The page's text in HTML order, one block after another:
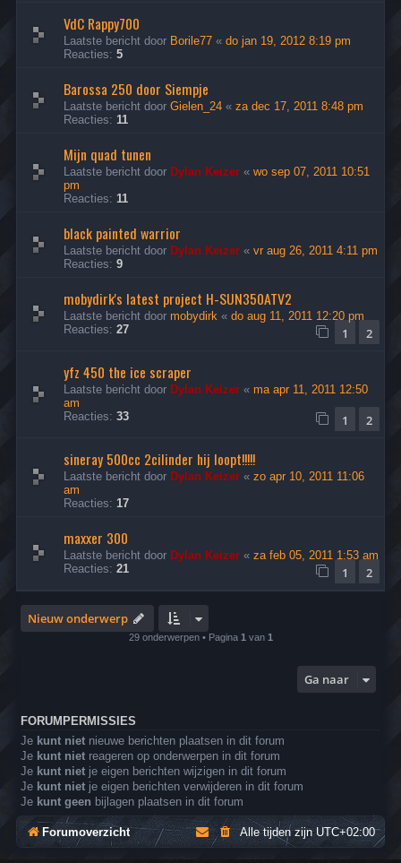
VdC Rappy700
Laatste bericht door Borile77 « do jan 19, 2012 8:19 pm
Reacties: 5
Barossa 250 door Siempje
Laatste bericht door Gielen_24 « za dec 17, 2011 8:48 pm
Reacties: 11
Mijn quad tunen
Laatste bericht door Dylan Keizer « wo sep 07, 2011 10:51
pm
Reacties: 11
black painted warrior
Laatste bericht door Dylan Keizer « vr aug 26, 2011 4:11 pm
Reacties: 9
mobydirk's latest project H-SUN350ATV2
Laatste bericht door mobydirk « do aug 11, 2011 12:20 pm
Reacties: 27 1 2
yfz 450 the ice scraper
Laatste bericht door Dylan Keizer « ma apr 11, 2011 12:50
am
Reacties: 33 1 2
sineray 500cc 2cilinder hij loopt!!!!!
Laatste bericht door Dylan Keizer « zo apr 10, 2011 11:06
am
Reacties: 17
maxxer 300
Laatste bericht door Dylan Keizer « za feb 05, 2011 1:53 am
Reacties: 21 1 2
Nieuw onderwerp
29 onderwerpen • Pagina 1 van 1
Ga naar
FORUMPERMISSIES
Je kunt niet nieuwe berichten plaatsen in dit forum
Je kunt niet reageren op onderwerpen in dit forum
Je kunt niet je eigen berichten wijzigen in dit forum
Je kunt niet je eigen berichten verwijderen in dit forum
Je kunt geen bijlagen plaatsen in dit forum
Forumoverzicht Alle tijden zijnUTC+02:00